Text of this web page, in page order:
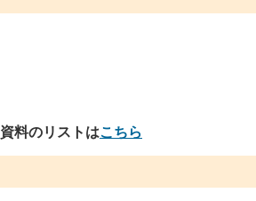
のリストはこちら